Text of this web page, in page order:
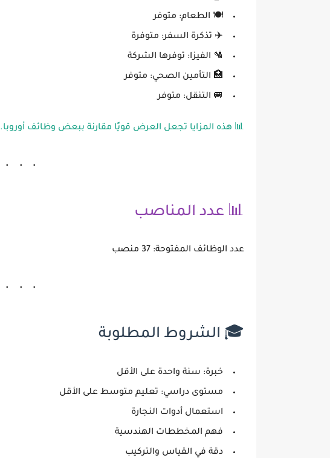
🍽️ الطعام: متوفر
✈️ تذكرة السفر: متوفرة
🛂 الفيزا: توفرها الشركة
🏥 التأمين الصحي: متوفر
🚐 التنقل: متوفر
📊 هذه المزايا تجعل العرض قويًا مقارنة ببعض وظائف أوروبا.
📊 عدد المناصب
عدد الوظائف المفتوحة:
🎓 الشروط المطلوبة
خبرة: سنة واحدة على الأقل
مستوى دراسي: تعليم متوسط على الأقل
استعمال أدوات النجارة
فهم المخططات الهندسية
دقة في القياس والتركيب